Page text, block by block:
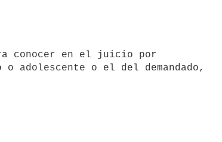
adolescente o el del demandado,